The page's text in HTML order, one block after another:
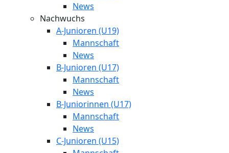
News
Nachwuchs
A-Junioren (U19)
Mannschaft
News
B-Junioren (U17)
Mannschaft
News
B-Juniorinnen (U17)
Mannschaft
News
C-Junioren (U15)